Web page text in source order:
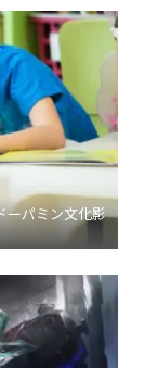
ーパミン文化影